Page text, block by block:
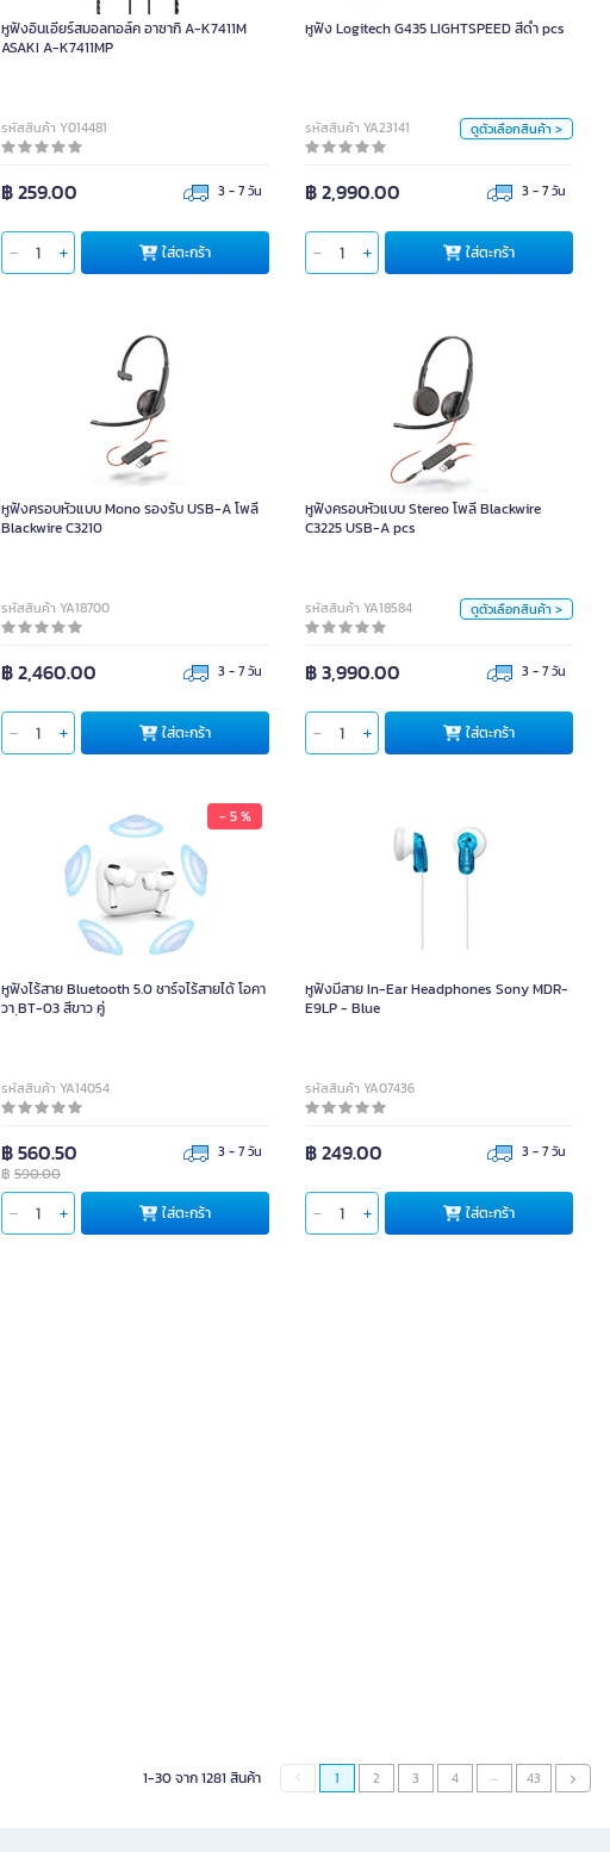
หูฟังอินเอียร์สมอลทอล์ค อาซากิ A-K7411M
ASAKI A-K7411MP
รหัสสินค้า Y014481
฿ 259.00 3 - 7 วัน
ใส่ตะกร้า
หูฟัง Logitech G435 LIGHTSPEED สีดำ pcs
รหัสสินค้า YA23141 ดูตัวเลือกสินค้า >
฿ 2,990.00 3 - 7 วัน
ใส่ตะกร้า
ใส่ตะกร้า
หูฟังครอบหัวแบบ Mono รองรับ USB-A โพลี
Blackwire C3210
รหัสสินค้า YA18700
฿ 2,460.00 3 - 7 วัน
ใส่ตะกร้า
หูฟังครอบหัวแบบ Stereo โพลี Blackwire
C3225 USB-A pcs
รหัสสินค้า YA18584 ดูตัวเลือกสินค้า >
฿ 3,990.00 3 - 7 วัน
ใส่ตะกร้า
หูฟังครอบหัวแบบ Stereo โพลี Blackwire
หน่วย
ขนาด
ใส่ตะกร้า
- 5 %
หูฟังไร้สาย Bluetooth 5.0 ชาร์จไร้สายได้ โอคา
วา ฺBT-03 สีขาว คู่
รหัสสินค้า YA14054
฿ 560.50
฿590.00
3 - 7 วัน
ใส่ตะกร้า
หูฟังมีสาย In-Ear Headphones Sony MDR-
E9LP - Blue
รหัสสินค้า YA07436
฿ 249.00 3 - 7 วัน
ใส่ตะกร้า
1-30 จาก 1281 สินค้า 1 2 3 4 … 43